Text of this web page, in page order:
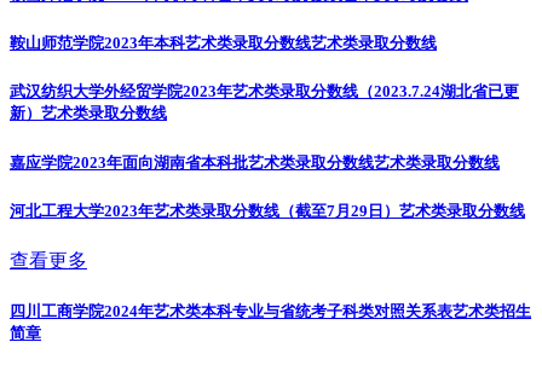
鞍山师范学院2023年本科艺术类录取分数线艺术类录取分数线
武汉纺织大学外经贸学院2023年艺术类录取分数线（2023.7.24湖北省已更
新） 艺术类录取分数线
嘉应学院2023年面向湖南省本科批艺术类录取分数线艺术类录取分数线
河北工程大学2023年艺术类录取分数线（截至7月29日） 艺术类录取分数线
查看更多
四川工商学院2024年艺术类本科专业与省统考子科类对照关系表艺术类招生
简章